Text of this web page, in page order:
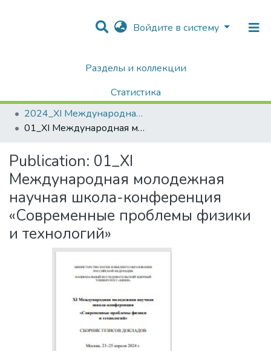
Войдите в систему
Разделы и коллекции
Статистика
Поиск
Конференции / Научные семинары
Современные проблемы физики и технологий
2024_XI Международная молодежная научная школа-конференция «Современные проблемы физики и технологий»
01_XI Международная молодежная научная школа-конференция «Современные проблемы физики и технологий»
Publication: 01_XI
Международная молодежная
научная школа-конференция
«Современные проблемы физики
и технологий»